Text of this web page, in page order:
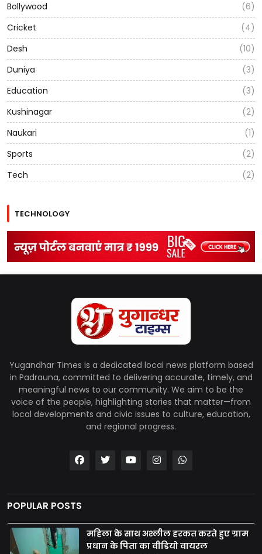
Bollywood
(6)
Cricket
(4)
Desh
(10)
Duniya
(3)
Education
(3)
Kushinagar
(2)
Naukari
(1)
Sports
(2)
Tech
(2)
TECHNOLOGY
Yugandhar Times is a dedicated local news platform based
in Padrauna, committed to delivering accurate, timely, and
meaningful news to our community. We aim to be the
voice of the people, highlighting stories that matter—from
local developments and civic issues to culture, education,
and regional progress.
POPULAR POSTS
महिला के साथ अश्लील हरकत करते हुए ग्राम
प्रधान के पिता का वीडियो वायरल